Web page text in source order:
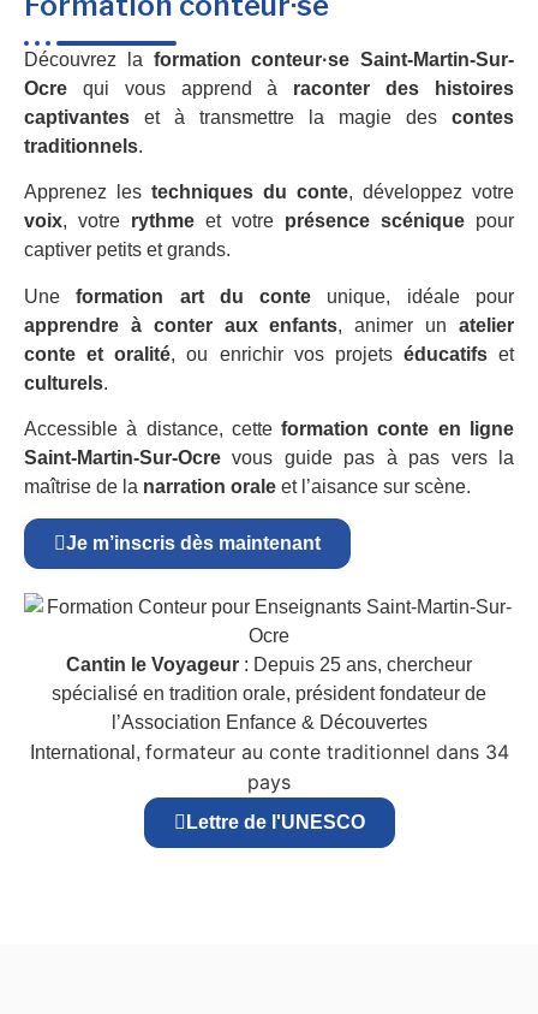
Découvrez la formation conteur·se Saint-Martin-Sur-
Ocre qui vous apprend à raconter des histoires
captivantes et à transmettre la magie des contes
traditionnels.
Apprenez les techniques du conte, développez votre
voix, votre rythme et votre présence scénique pour
captiver petits et grands.
Uneformation art du conte unique, idéale pour
apprendre à conter aux enfants, animer unatelier
conte et oralité, ou enrichir vos projets éducatifset
culturels.
Accessible à distance, cetteformation conte en ligne
Saint-Martin-Sur-Ocre vous guide pas à pas vers la
maîtrise de la narration orale et l’aisance sur scène.
Je m’inscris dès maintenant
Cantin le Voyageur : Depuis 25 ans, chercheur
spécialisé en tradition orale, président fondateur de
l’Association Enfance & Découvertes
International, formateur au conte traditionnel dans 34
pays
Lettre de l'UNESCO